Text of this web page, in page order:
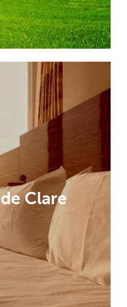
Clare